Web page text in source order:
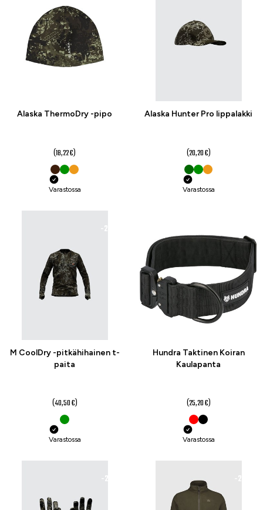
Alaska ThermoDry -pipo
(18,22 €)
Varastossa
Alaska Hunter Pro lippalakki
(20,20 €)
Varastossa
-20 %
M CoolDry -pitkähihainen t-
paita
(40,50 €)
Varastossa
Hundra Taktinen Koiran
Kaulapanta
(25,20 €)
Varastossa
-21 %